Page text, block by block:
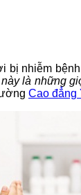
nhiễm
là những
Cao đẳng